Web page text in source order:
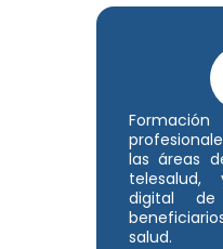
las áreas
telesalud,
digital
salud.